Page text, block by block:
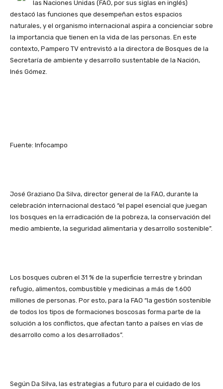
las Naciones Unidas (FAO, por sus siglas en inglés)
destacó las funciones que desempeñan estos espacios
naturales, y el organismo internacional aspira a concienciar sobre
la importancia que tienen en la vida de las personas. En este
contexto, Pampero TV entrevistó a la directora de Bosques de la
Secretaría de ambiente y desarrollo sustentable de la Nación,
Inés Gómez.
Fuente: Infocampo
José Graziano Da Silva, director general de la FAO, durante la
celebración internacional destacó “el papel esencial que juegan
los bosques en la erradicación de la pobreza, la conservación del
medio ambiente, la seguridad alimentaria y desarrollo sostenible”.
Los bosques cubren el 31 % de la superficie terrestre y brindan
refugio, alimentos, combustible y medicinas a más de 1.600
millones de personas. Por esto, para la FAO “la gestión sostenible
de todos los tipos de formaciones boscosas forma parte de la
solución a los conflictos, que afectan tanto a países en vías de
desarrollo como a los desarrollados”.
Según Da Silva, las estrategias a futuro para el cuidado de los